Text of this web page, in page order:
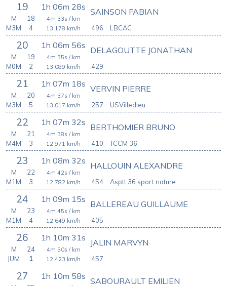
19 1h 06m 28s
496
SAINSON FABIAN
4m 33s / km
13.178 km/h
M
18
M3M
4 LBCAC
20 1h 06m 56s
429
DELAGOUTTE JONATHAN
4m 35s / km
13.089 km/h
M
19
M0M
2
21 1h 07m 18s
257
VERVIN PIERRE
4m 37s / km
13.017 km/h
M
20
M3M
5 USVilledieu
22 1h 07m 32s
410
BERTHOMIER BRUNO
4m 38s / km
12.971 km/h
M
21
M4M
3 TCCM 36
23 1h 08m 32s
454
HALLOUIN ALEXANDRE
4m 42s / km
12.782 km/h
M
22
M1M
3 Asptt 36 sport nature
24 1h 09m 15s
405
BALLEREAU GUILLAUME
4m 45s / km
12.649 km/h
M
23
M1M
4
26 1h 10m 31s
457
JALIN MARVYN
4m 50s / km
12.423 km/h
M
24
JUM
1
27 1h 10m 58s SABOURAULT EMILIEN